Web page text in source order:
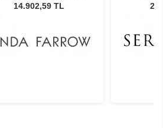
Mint/Yellow Gold - Green
14.902,59 TL